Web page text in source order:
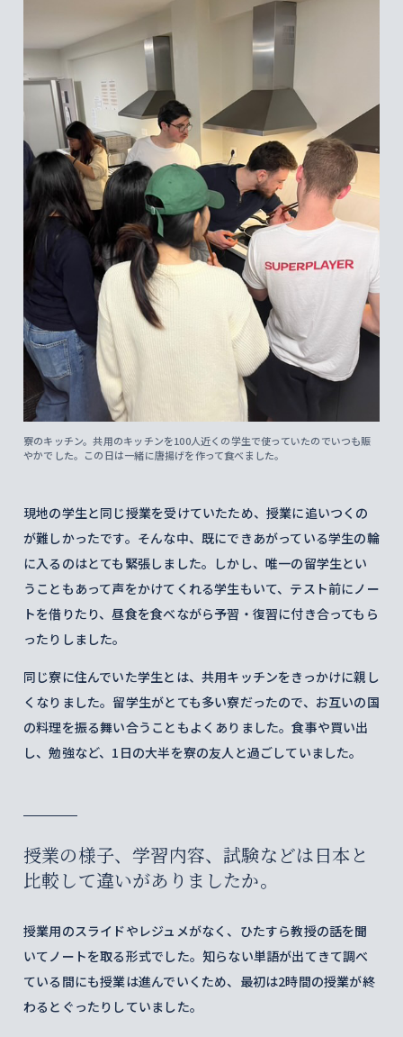
寮のキッチン。共用のキッチンを100人近くの学生で使っていたのでいつも賑
やかでした。この日は一緒に唐揚げを作って食べました。
現地の学生と同じ授業を受けていたため、授業に追いつくの
が難しかったです。そんな中、既にできあがっている学生の輪
に入るのはとても緊張しました。しかし、唯一の留学生とい
うこともあって声をかけてくれる学生もいて、テスト前にノー
トを借りたり、昼食を食べながら予習・復習に付き合ってもら
ったりしました。
同じ寮に住んでいた学生とは、共用キッチンをきっかけに親し
くなりました。留学生がとても多い寮だったので、お互いの国
の料理を振る舞い合うこともよくありました。食事や買い出
し、勉強など、1日の大半を寮の友人と過ごしていました。
授業の様子、学習内容、試験などは日本と
比較して違いがありましたか。
授業用のスライドやレジュメがなく、ひたすら教授の話を聞
いてノートを取る形式でした。知らない単語が出てきて調べ
ている間にも授業は進んでいくため、最初は2時間の授業が終
わるとぐったりしていました。